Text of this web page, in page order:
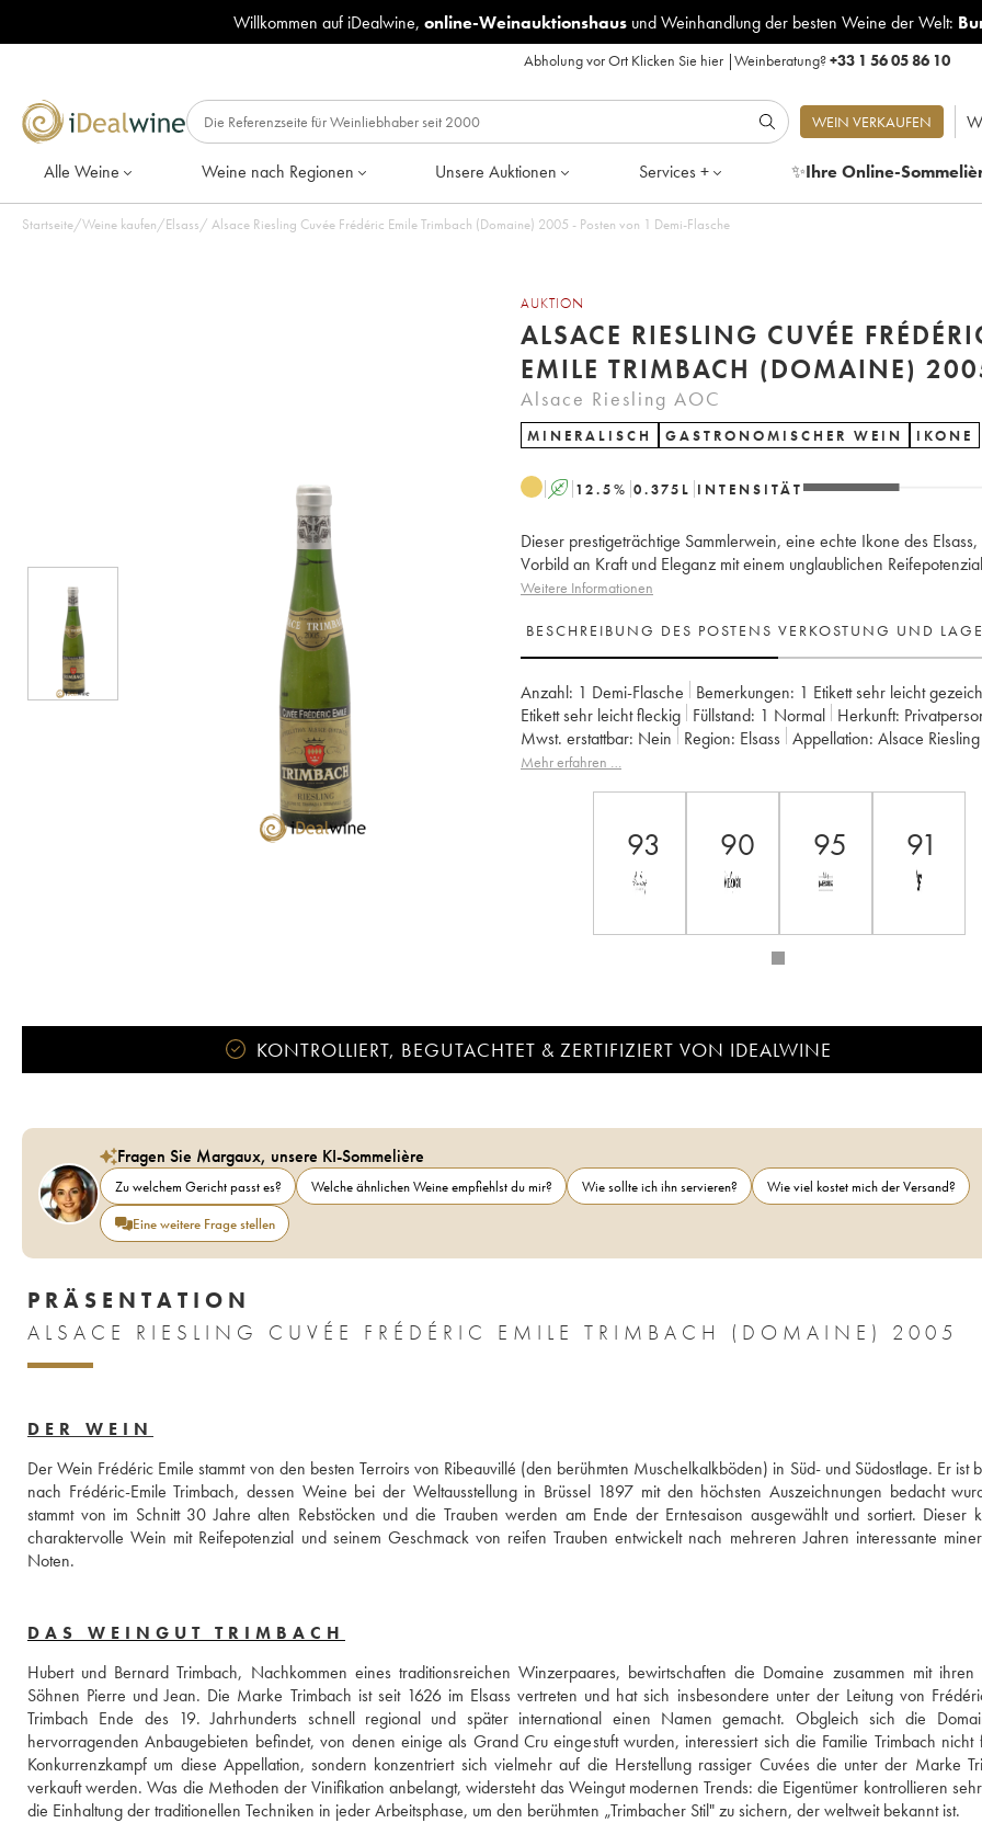
Willkommen auf iDealwine, online-Weinauktionshausund Weinhandlung der besten Weine der Welt:
Abholung vor Ort Klicken Sie hier|Weinberatung?+33 1 56 05 86 10
WEIN VERKAUFEN
Alle Weine Weine nach Regionen Unsere Auktionen Services + ✨Ihre Online-
Startseite/Weine kaufen/Elsass/ Alsace Riesling Cuvée Frédéric Emile Trimbach (Domaine) 2005 - Posten von 1 Demi-Flasche
AUKTION
ALSACE RIESLING CUVÉE
EMILE TRIMBACH (DOMAINE)
Alsace Riesling AOC
MINERALISCH GASTRONOMISCHER WEIN IKONE
A 12.5% 0.375 L INTENSITÄT
Dieser prestigeträchtige Sammlerwein, eine echte Ikone des Elsass,
Vorbild an Kraft und Eleganz mit einem unglaublichen
Weitere Informationen
BESCHREIBUNG DES POSTENS VERKOSTUNG UND
Anzahl: 1 Demi-Flasche Bemerkungen: 1 Etikett sehr leicht
Etikett sehr leicht fleckig Füllstand: 1 Normal Herkunft:
Mwst. erstattbar:
nein Region: Elsass Appellation:
Alsace Riesling
Eigentümer:
Trimbach (Domaine)
Mehr erfahren …
93 90 95 91
KONTROLLIERT, BEGUTACHTET & ZERTIFIZIERT VON IDEALWINE
Fragen Sie Margaux, unsere KI-Sommelière
Zu welchem Gericht passt es? Welche ähnlichen Weine empfiehlst du mir? Wie sollte ich ihn servieren?
Wie viel kostet mich der Versand?
Eine weitere Frage stellen
PRÄSENTATION
ALSACE RIESLING CUVÉE FRÉDÉRIC EMILE TRIMBACH (DOMAINE) 2005
DER WEIN
Der Wein Frédéric Emile stammt von den besten Terroirs von Ribeauvillé (den berühmten Muschelkalkböden) in Süd- und Südostlage. Er ist
nach Frédéric-Emile Trimbach, dessen Weine bei der Weltausstellung in Brüssel 1897 mit den höchsten Auszeichnungen bedacht
stammt von im Schnitt 30 Jahre alten Rebstöcken und die Trauben werden am Ende der Erntesaison ausgewählt und sortiert. Dieser
charaktervolle Wein mit Reifepotenzial und seinem Geschmack von reifen Trauben entwickelt nach mehreren Jahren interessante
Noten.
DAS WEINGUT TRIMBACH
Hubert und Bernard Trimbach, Nachkommen eines traditionsreichen Winzerpaares, bewirtschaften die Domaine zusammen mit ihren
Söhnen Pierre und Jean. Die Marke Trimbach ist seit 1626 im Elsass vertreten und hat sich insbesondere unter der Leitung von
Trimbach Ende des 19. Jahrhunderts schnell regional und später international einen Namen gemacht. Obgleich sich die
hervorragenden Anbaugebieten befindet, von denen einige als Grand Cru eingestuft wurden, interessiert sich die Familie Trimbach nicht
Konkurrenzkampf um diese Appellation, sondern konzentriert sich vielmehr auf die Herstellung rassiger Cuvées die unter der Marke
verkauft werden. Was die Methoden der Vinifikation anbelangt, widersteht das Weingut modernen Trends: die Eigentümer kontrollieren
die Einhaltung der traditionellen Techniken in jeder Arbeitsphase, um den berühmten „Trimbacher Stil" zu sichern, der weltweit bekannt ist.